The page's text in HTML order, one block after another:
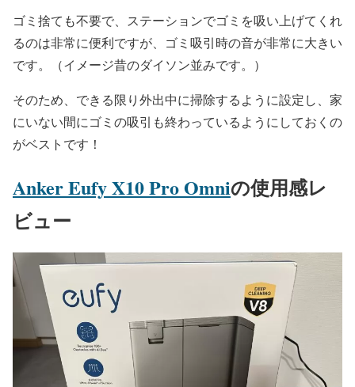
ゴミ捨ても不要で、ステーションでゴミを吸い上げてくれ
るのは非常に便利ですが、ゴミ吸引時の音が非常に大きい
です。（イメージ昔のダイソン並みです。）
そのため、できる限り外出中に掃除するように設定し、家
にいない間にゴミの吸引も終わっているようにしておくの
がベストです！
Anker Eufy X10 Pro Omniの使用感レ
ビュー